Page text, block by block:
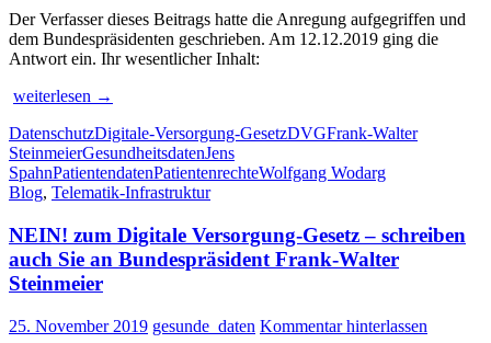
Der Verfasser dieses Beitrags hatte die Anregung aufgegriffen und
dem Bundespräsidenten geschrieben. Am 12.12.2019 ging die
Antwort ein. Ihr wesentlicher Inhalt:
Bundespräsident
hat
das
Digitale
Versorgung-
(DVG)
unterzeichnet
und
in
gesetzt
weiterlesen →
DatenschutzDigitale-Versorgung-GesetzDVGFrank-Walter
SteinmeierGesundheitsdatenJens
SpahnPatientendatenPatientenrechteWolfgang Wodarg
Blog, Telematik-Infrastruktur
NEIN! zum Digitale Versorgung-Gesetz – schreiben
auch Sie an Bundespräsident Frank-Walter
Steinmeier
25. November 2019 gesunde_daten Kommentar hinterlassen